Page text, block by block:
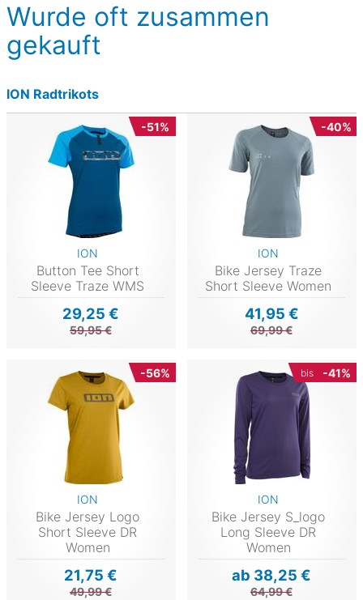
Wurde oft zusammen
gekauft
ION Radtrikots
-51%
ION
Button Tee Short
Sleeve Traze WMS
29,25 €
59,95 €
-40%
ION
Bike Jersey Traze
Short Sleeve Women
41,95 €
69,99 €
-56%
ION
Bike Jersey Logo
Short Sleeve DR
Women
21,75 €
49,99 €
bis -41%
ION
Bike Jersey S_logo
Long Sleeve DR
Women
ab 38,25 €
64,99 €